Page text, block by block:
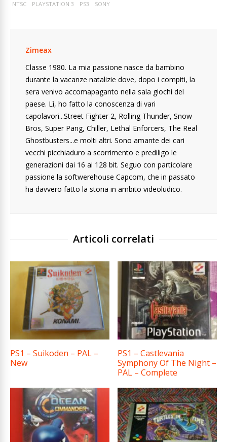
NTSC PLAYSTATION 3 PS3 SONY
Zimeax
Classe 1980. La mia passione nasce da bambino
durante la vacanze natalizie dove, dopo i compiti, la
sera venivo accomapaganto nella sala giochi del
paese. Lì, ho fatto la conoscenza di vari
capolavori...Street Fighter 2, Rolling Thunder, Snow
Bros, Super Pang, Chiller, Lethal Enforcers, The Real
Ghostbusters...e molti altri. Sono amante dei cari
vecchi picchiaduro a scorrimento e prediligo le
generazioni dai 16 ai 128 bit. Seguo con particolare
passione la softwerehouse Capcom, che in passato
ha davvero fatto la storia in ambito videoludico.
Articoli correlati
PS1 – Suikoden – PAL –
New
PS1 – Castlevania
Symphony Of The Night –
PAL – Complete